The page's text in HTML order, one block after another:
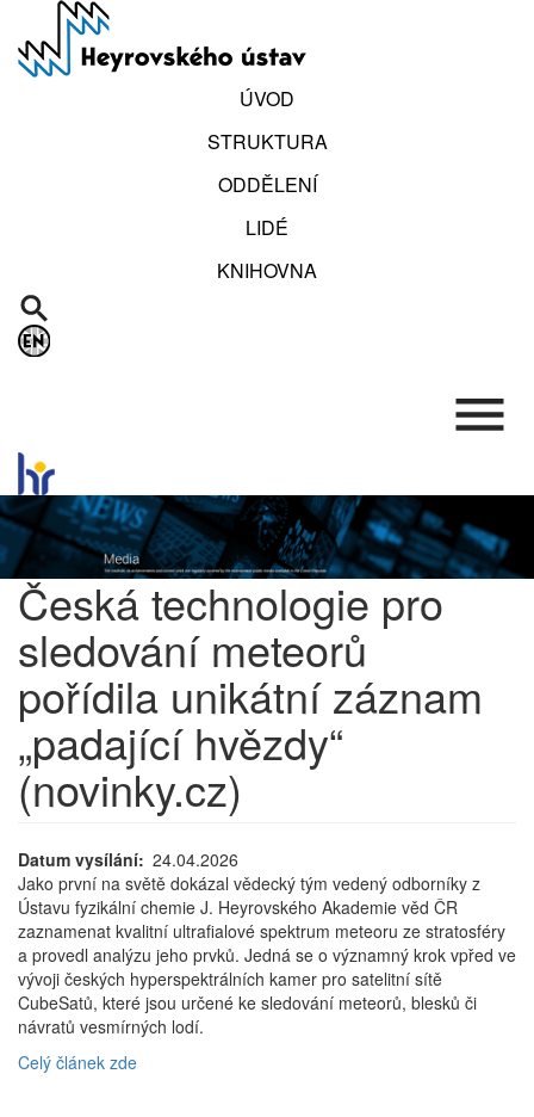
hlavnímu
obsahu
ÚVOD
STRUKTURA
ODDĚLENÍ
LIDÉ
KNIHOVNA
.
Česká technologie pro
sledování meteorů
pořídila unikátní záznam
„padající hvězdy“
(novinky.cz)
Datum vysílání 24.04.2026
Jako první na světě dokázal vědecký tým vedený odborníky z
Ústavu fyzikální chemie J. Heyrovského Akademie věd ČR
zaznamenat kvalitní ultrafialové spektrum meteoru ze stratosféry
a provedl analýzu jeho prvků. Jedná se o významný krok vpřed ve
vývoji českých hyperspektrálních kamer pro satelitní sítě
CubeSatů, které jsou určené ke sledování meteorů, blesků či
návratů vesmírných lodí.
Celý článek zde